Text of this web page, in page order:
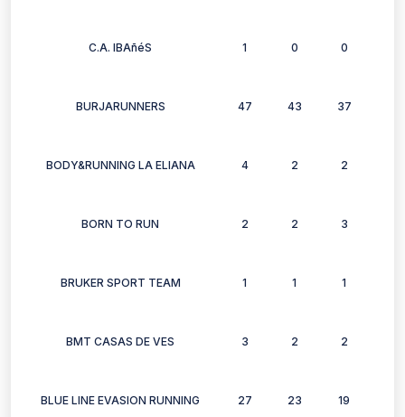
C.A. IBAñéS 1 0 0
BURJARUNNERS 47 43 37
BODY&RUNNING LA ELIANA 4 2 2
BORN TO RUN 2 2 3
BRUKER SPORT TEAM 1 1 1
BMT CASAS DE VES 3 2 2
BLUE LINE EVASION RUNNING 27 23 19